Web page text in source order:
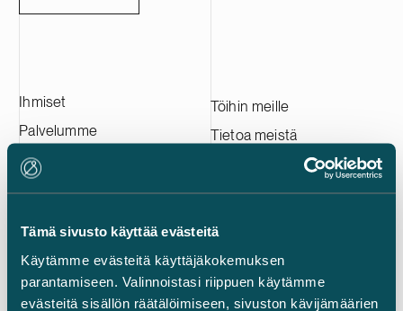
Tämä sivusto käyttää evästeitä
Käytämme evästeitä käyttäjäkokemuksen
parantamiseen. Valinnoistasi riippuen käytämme
evästeitä sisällön räätälöimiseen, sivuston kävijämäärien
Ihmiset
Palvelumme
Asiakkaitamme
Ajankohtaista
Töihin meille
Tietoa meistä
LinkedIn
Instagram
Facebook